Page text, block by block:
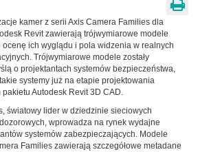
kamer z serii Axis Camera Families dla
Revit zawierają trójwymiarowe modele
ocenę ich wyglądu i pola widzenia w realnych
Trójwymiarowe modele zostały
o projektantach systemów bezpieczeństwa,
systemy już na etapie projektowania
pakietu Autodesk Revit 3D CAD.
światowy lider w dziedzinie sieciowych
wprowadza na rynek wydajne
systemów zabezpieczających. Modele
Families zawierają szczegółowe metadane